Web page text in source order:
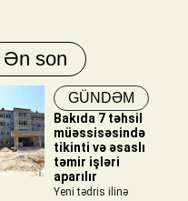
Ən son
GÜNDƏM
Bakıda 7 təhsil
müəssisəsində
tikinti və əsaslı
təmir işləri
aparılır
Yeni tədris ilinə